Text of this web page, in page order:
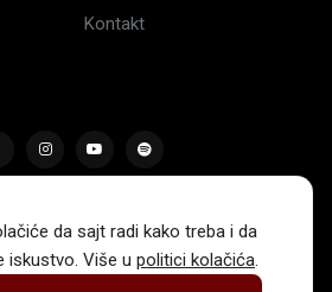
da sajt radi kako treba i da
iskustvo. Više u politici kolačića.
Kontakt
privatnosti Uslovi korišćenja